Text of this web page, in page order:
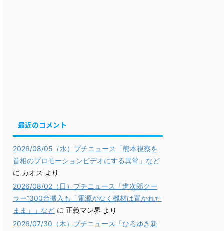
最近のコメント
2026/08/05（水）プチニュース「熊本視察を
首相のプロモーションビデオにする異常」など
に カオス より
2026/08/02（日）プチニュース「進次郎クー
ラー”300台搬入も「電源がなく機材は置かれた
まま」」など に 正義マン界 より
2026/07/30（木）プチニュース「ひろゆき新